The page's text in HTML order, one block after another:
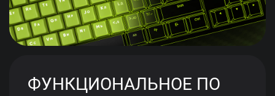
ФУНКЦИОНАЛЬНОЕ ПО